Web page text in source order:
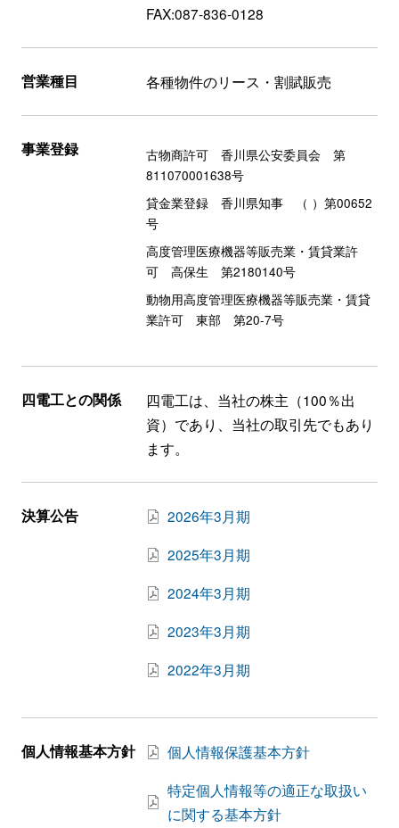
FAX:087-836-0128
営業種目 各種物件のリース・割賦販売
事業登録
古物商許可 香川県公安委員会 第
811070001638号
貸金業登録 香川県知事 （ ）第00652
号
高度管理医療機器等販売業・賃貸業許
可 高保生 第2180140号
動物用高度管理医療機器等販売業・賃貸
業許可 東部 第20-7号
四電工との関係
四電工は、当社の株主（100％出
資）であり、当社の取引先でもあり
ます。
決算公告
2026年3月期
2025年3月期
2024年3月期
2023年3月期
2022年3月期
個人情報基本方針
個人情報保護基本方針
特定個人情報等の適正な取扱い
に関する基本方針